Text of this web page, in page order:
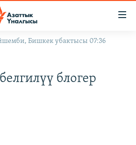
Бишкек убактысы 07:36
блогер